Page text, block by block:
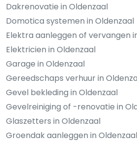
Dakrenovatie in Oldenzaal
Domotica systemen in Oldenzaal
Elektra aanleggen of vervangen
Elektricien in Oldenzaal
Garage in Oldenzaal
Gereedschaps verhuur in
Gevel bekleding in Oldenzaal
Gevelreiniging of -renovatie in
Glaszetters in Oldenzaal
Groendak aanleggen in Oldenzaal